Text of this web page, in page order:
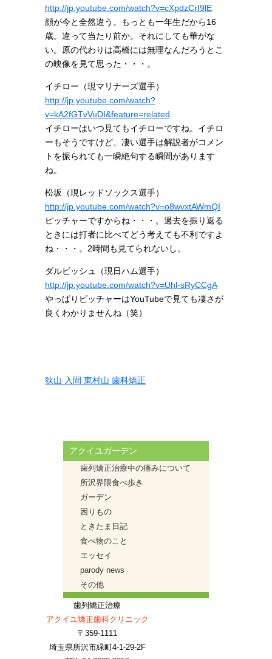
http://jp.youtube.com/watch?v=cXpdzCrI9lE
顔が今と全然違う。もっとも一年生だから16
歳。違って当たり前か。それにしても華がな
い。原の代わりは高橋には無理なんだろうとこ
の映像を見て思った・・・。
イチロー（現マリナーズ選手）
http://jp.youtube.com/watch?
v=kA2fGTvVuDI&feature=related
イチローはいつ見てもイチローですね。イチロ
ーもそうですけど、凄い選手は解説者がコメン
トを振られても一瞬絶句する瞬間があります
ね。
松坂（現レッドソックス選手）
http://jp.youtube.com/watch?v=o8wvxtAWmQI
ピッチャーですからね・・・。過去を振り返る
ときには打者に比べてどう考えても不利ですよ
ね・・・。2時間も見てられないし。
ダルビッシュ（現日ハム選手）
http://jp.youtube.com/watch?v=Uhl-sRyCCgA
やっぱりピッチャーはYouTubeで見ても凄さが
良くわかりませんね（笑）
狭山 入間 東村山 歯科矯正
アクイユガーデン
歯列矯正治療中の痛みについて
所沢界隈食べ歩き
ガーデン
困りもの
ときたま日記
食べ物のこと
エッセイ
parody news
その他
歯列矯正治療
アクイユ矯正歯科クリニック
〒359-1111
埼玉県所沢市緑町4-1-29-2F